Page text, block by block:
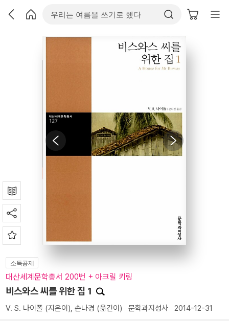
소득공제
대산세계문학총서 200번 + 아크릴 키링
비스와스 씨를 위한 집 1
V. S. 나이폴 (지은이), 손나경 (옮긴이) 문학과지성사 2014-12-31